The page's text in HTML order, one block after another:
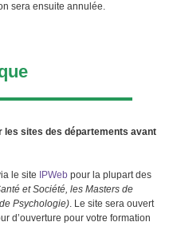
sera ensuite annulée.
les sites des départements avant
le site IPWeb pour la plupart des
et Société, les Masters de
Psychologie). Le site sera ouvert
d’ouverture pour votre formation